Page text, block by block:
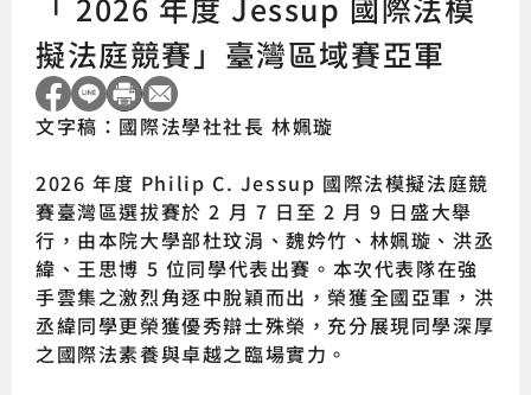
擬法庭競賽」臺灣區域賽亞軍
文字稿：國際法學社社長 林姵璇
2026 年度 Philip C. Jessup 國際法模擬法庭競
賽臺灣區選拔賽於 2 月 7 日至 2 月 9 日盛大舉
行，由本院大學部杜玟涓、魏妗竹、林姵璇、洪丞
緯、王思博 5 位同學代表出賽。本次代表隊在強
手雲集之激烈角逐中脫穎而出，榮獲全國亞軍，洪
丞緯同學更榮獲優秀辯士殊榮，充分展現同學深厚
之國際法素養與卓越之臨場實力。